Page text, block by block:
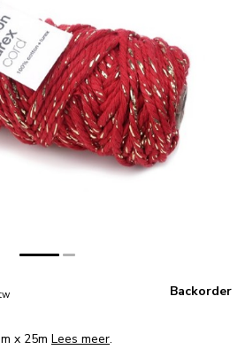
Backorder
x 25m Lees meer.